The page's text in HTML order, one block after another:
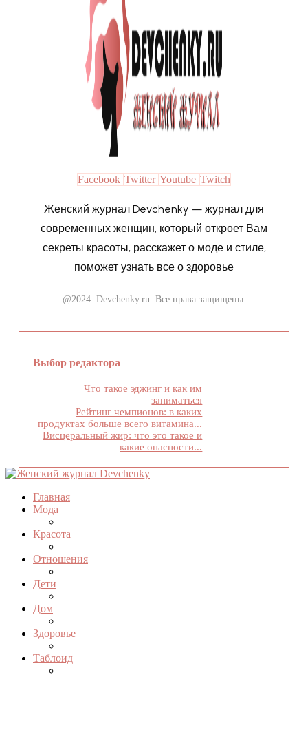
Facebook Twitter Youtube Twitch
Женский журнал Devchenky — журнал для
современных женщин, который откроет Вам
секреты красоты, расскажет о моде и стиле,
поможет узнать все о здоровье
@2024 Devchenky.ru. Все права защищены.
Выбор редактора
Что такое эджинг и как им
заниматься
Рейтинг чемпионов: в каких
продуктах больше всего витамина...
Висцеральный жир: что это такое и
какие опасности...
Главная
Мода
Красота
Отношения
Дети
Дом
Здоровье
Таблоид